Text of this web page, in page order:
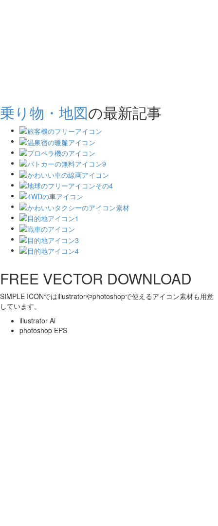
乗り物・地図の最新記事
FREE VECTOR DOWNLOAD
SIMPLE ICONではillustratorやphotoshopで使えるアイコン素材も用意
しています。
illustrator Ai
photoshop EPS